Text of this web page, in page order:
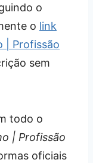
o
o link
| Profissão
sem
todo o
| Profissão
oficiais